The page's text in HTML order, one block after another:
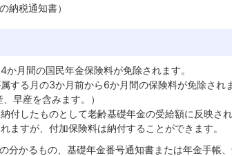
納税通知書）
月間の国民年金保険料が免除されます。
する月の3か月前から6か月間の保険料が免除されま
早産を含みます。）
付したものとして老齢基礎年金の受給額に反映され
ますが、付加保険料は納付することができます。
分かるもの、基礎年金番号通知書または年金手帳